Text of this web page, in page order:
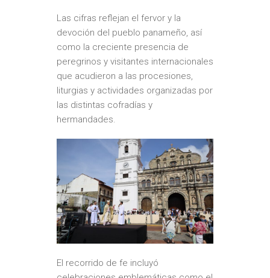
Las cifras reflejan el fervor y la
devoción del pueblo panameño, así
como la creciente presencia de
peregrinos y visitantes internacionales
que acudieron a las procesiones,
liturgias y actividades organizadas por
las distintas cofradías y
hermandades.
El recorrido de fe incluyó